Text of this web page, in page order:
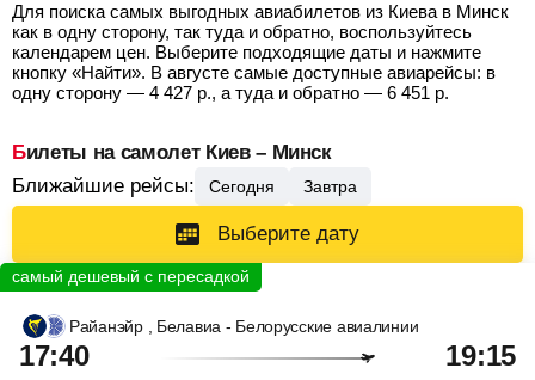
Для поиска самых выгодных авиабилетов из Киева в Минск
как в одну сторону, так туда и обратно, воспользуйтесь
календарем цен. Выберите подходящие даты и нажмите
кнопку «Найти». В августе самые доступные авиарейсы: в
одну сторону — 4 427 р., а туда и обратно — 6 451 р.
Билеты на самолет Киев – Минск
Ближайшие рейсы:
Сегодня Завтра
Выберите дату
Райанэйр , Белавиа - Белорусские авиалинии
17:40 19:15